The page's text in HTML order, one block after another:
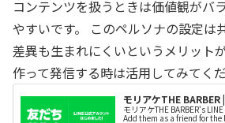
コンテンツを扱うときは価値観がバ
やすいです。 このペルソナの設定は
差異も生まれにくいというメリット
作って発信する時は活用してみてくだ
モリアケTHE
モリアケTHE BARBER's
Add them as a friend for the